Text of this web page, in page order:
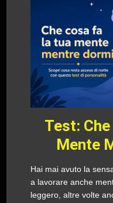
Test:
Mente
Hai mai avuto la
a lavorare anche
leggero, altre volte